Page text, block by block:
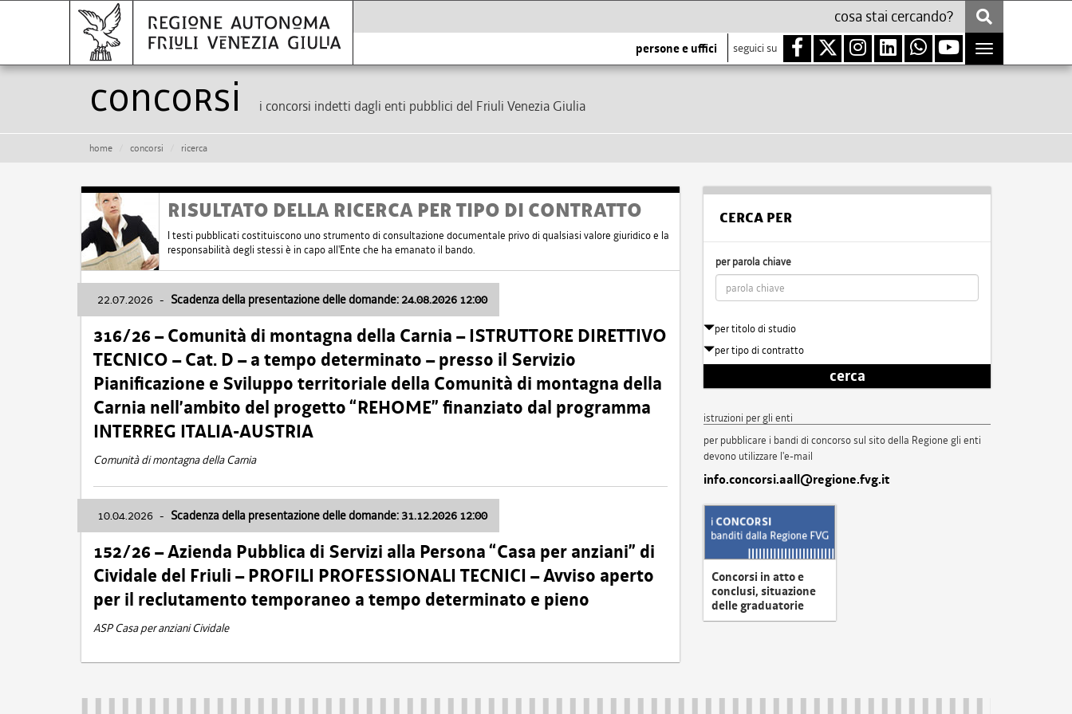
persone e uffici seguici su
Toggle
navigation
Concorsi i concorsi indetti dagli enti pubblici del Friuli Venezia Giulia
home concorsi ricerca
RISULTATO DELLA RICERCA PER TIPO DI CONTRATTO
I testi pubblicati costituiscono uno strumento di consultazione documentale privo di qualsiasi valore giuridico e la
responsabilità degli stessi è in capo all'Ente che ha emanato il bando.
22.07.2026 - Scadenza della presentazione delle domande: 24.08.2026 12:00
316/26 – Comunità di montagna della Carnia – ISTRUTTORE DIRETTIVO
TECNICO – Cat. D – a tempo determinato – presso il Servizio
Pianificazione e Sviluppo territoriale della Comunità di montagna della
Carnia nell’ambito del progetto “REHOME” finanziato dal programma
INTERREG ITALIA-AUSTRIA
Comunità di montagna della Carnia
10.04.2026 - Scadenza della presentazione delle domande: 31.12.2026 12:00
152/26 – Azienda Pubblica di Servizi alla Persona “Casa per anziani” di
Cividale del Friuli – PROFILI PROFESSIONALI TECNICI – Avviso aperto
per il reclutamento temporaneo a tempo determinato e pieno
ASP Casa per anziani Cividale
CERCA PER
per parola chiave
per titolo di studio
per tipo di contratto
cerca
istruzioni per gli enti
per pubblicare i bandi di concorso sul sito della Regione gli enti
devono utilizzare l'e-mail
info.concorsi.aall@regione.fvg.it
Concorsi in atto e
conclusi, situazione
delle graduatorie